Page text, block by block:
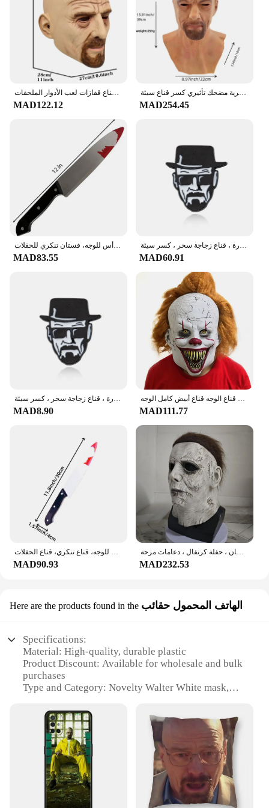
MAD122.12 MAD254.45
أقنعة مايكل مايرز الرئيسية للهالوين للرجال من اللاتكس لعيد الميلاد، قناع وجه كامل باللون الرمادي والأبيض، غطاء رأس للوجه، فستان تنكري للحفلات
MAD83.55
كسر قلادة سيئة مع فلين قارورة ، قناع زجاجة سحر ، كسر سيئة ، Heisenbacker ، بروش أزرق كريستال ، برنامج تلفزيوني
MAD60.91
كسر قلادة سيئة مع فلين قارورة ، قناع زجاجة سحر ، كسر سيئة ، Heisenbacker ، بروش أزرق كريستال ، برنامج تلفزيوني
MAD8.90
ثلاثية الأبعاد الرعب الغولية غيبوبة زي حفلة اللاتكس قناع الهالوين والتر قناع أبيض قناع للرجال الدانتيل قناع الوجه قناع أبيض كامل الوجه
MAD111.77
أقنعة مايكل مايرز الرئيسية للهالوين للرجال من اللاتكس لعيد الميلاد، رمادي وأبيض، غطاء رأس للوجه، قناع تنكري، قناع الحفلات
MAD90.93
مايكل مايرز كيلر قناع لاتكس أبيض ، هالوين تأثيري ، رعب ، دموي ، غطاء رأس شيطان ، حفلة كرنفال ، دعامات مزحة
MAD232.53
Here are the products found in the الهاتف المحمول حقائب
Specifications:
Material: High-quality, durable plastic
Product Discount: Available for wholesale and bulk
purchases
Type and Category: Novelty Walter White mask,
Design and Style: Authentic replica of the iconic
character's mask
Usage and Purpose: Ideal for cosplay events,
themed parties, or as a unique decoration
Performance and Property: Lightweight,
comfortable to wear for extended periods
Features: